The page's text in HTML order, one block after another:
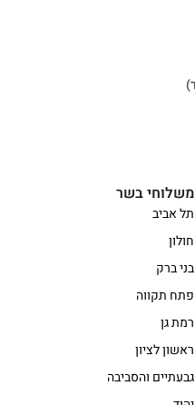
משלוחי בשר
תל אביב
חולון
בני ברק
פתח תקווה
רמת גן
ראשון לציון
גבעתיים והסביבה